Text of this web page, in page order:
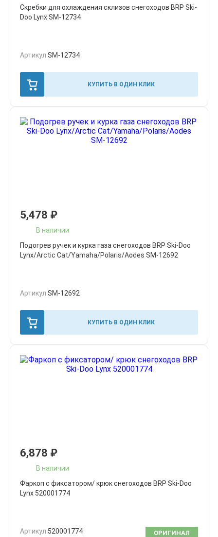
Скребки для охлаждения склизов снегоходов BRP Ski-
Doo Lynx SM-12734
Артикул SM-12734
КУПИТЬ В ОДИН КЛИК
5,478 ₽
В наличии
Подогрев ручек и курка газа снегоходов BRP Ski-Doo
Lynx/Arctic Cat/Yamaha/Polaris/Aodes SM-12692
Артикул SM-12692
КУПИТЬ В ОДИН КЛИК
6,878 ₽
В наличии
Фаркоп с фиксатором/ крюк снегоходов BRP Ski-Doo
Lynx 520001774
Артикул 520001774 ОРИГИНАЛ